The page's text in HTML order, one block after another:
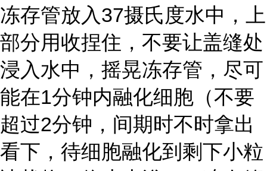
冻存管放入37摄氏度水中，上
部分用收捏住，不要让盖缝处
浸入水中，摇晃冻存管，尽可
能在1分钟内融化细胞（不要
超过2分钟，间期时不时拿出
看下，待细胞融化到剩下小粒